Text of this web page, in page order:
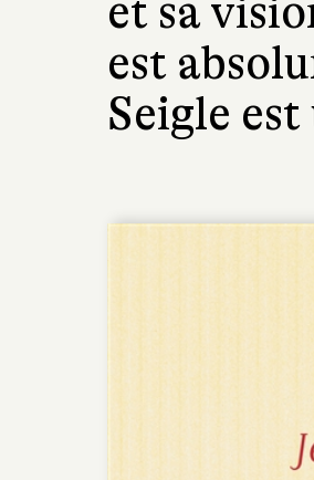
et sa
est
Seigle